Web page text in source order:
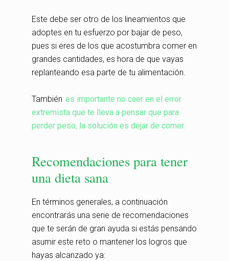
Este debe ser otro de los lineamientos que
adoptes en tu esfuerzo por bajar de peso,
pues si eres de los que acostumbra comer en
grandes cantidades, es hora de que vayas
replanteando esa parte de tu alimentación.
También es importante no caer en el error
extremista que te lleva a pensar que para
perder peso, la solución es dejar de comer.
Recomendaciones para tener
una dieta sana
En términos generales, a continuación
encontrarás una serie de recomendaciones
que te serán de gran ayuda si estás pensando
asumir este reto o mantener los logros que
hayas alcanzado ya: